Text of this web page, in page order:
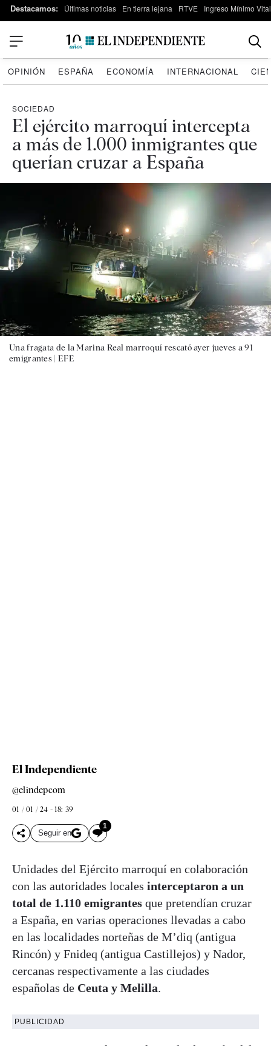
Destacamos: Últimas noticias En tierra lejana RTVE Ingreso Mínimo Vital
OPINIÓN ESPAÑA ECONOMÍA INTERNACIONAL
SOCIEDAD
El ejército marroquí intercepta
a más de 1.000 inmigrantes que
querían cruzar a España
Una fragata de la Marina Real marroquí rescató ayer jueves a 91
emigrantes | EFE
El Independiente
@elindepcom
01 / 01 / 24 - 18: 39
Seguir en
1
Unidades del Ejército marroquí en colaboración
con las autoridades locales interceptaron a un
total de 1.110 emigrantes que pretendían cruzar
a España, en varias operaciones llevadas a cabo
en las localidades norteñas de M’diq (antigua
Rincón) y Fnideq (antigua Castillejos) y Nador,
cercanas respectivamente a las ciudades
españolas de Ceuta y Melilla.
PUBLICIDAD